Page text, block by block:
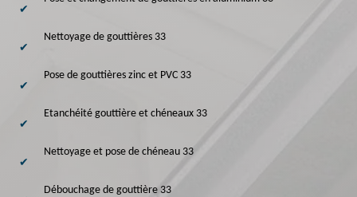
Nettoyage de gouttières 33
Pose de gouttières zinc et PVC 33
Etanchéité gouttière et chéneaux 33
Nettoyage et pose de chéneau 33
Débouchage de gouttière 33